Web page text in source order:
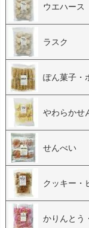
ウエハース
ラスク
ぽん菓子・
やわらかせ
せんべい
クッキー・
かりんとう